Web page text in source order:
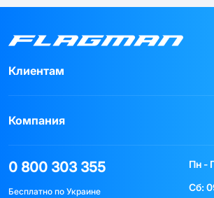
Клиентам
Компания
0 800 303 355
Бесплатно по Украине
Пн -
Сб: